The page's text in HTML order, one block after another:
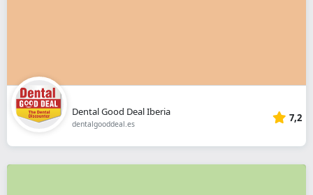
Dental Good Deal Iberia
dentalgooddeal.es 7,2